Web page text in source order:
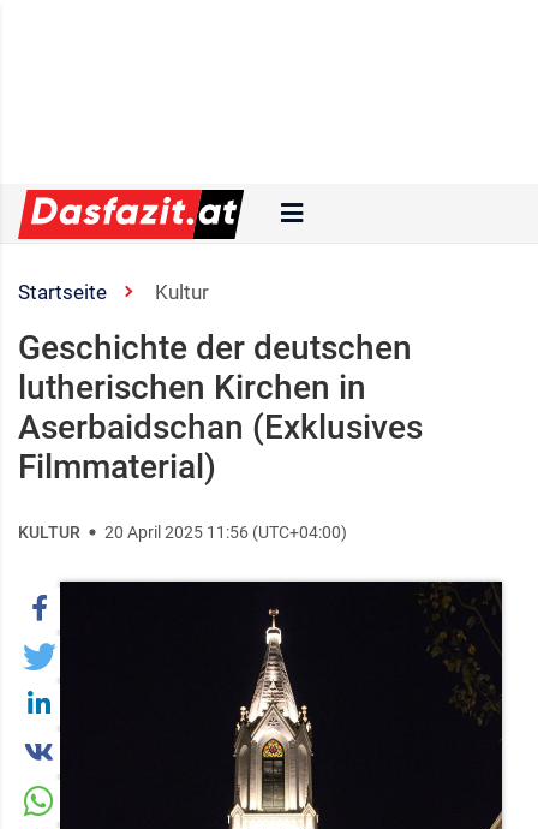
Startseite Kultur
Geschichte der deutschen
lutherischen Kirchen in
Aserbaidschan (Exklusives
Filmmaterial)
KULTUR 20 April 2025 11:56 (UTC+04:00)